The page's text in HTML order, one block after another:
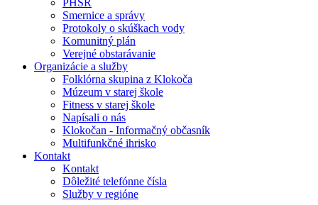
PHSR
Smernice a správy
Protokoly o skúškach vody
Komunitný plán
Verejné obstarávanie
Organizácie a služby
Folklórna skupina z Klokoča
Múzeum v starej škole
Fitness v starej škole
Napísali o nás
Klokočan - Informačný občasník
Multifunkčné ihrisko
Kontakt
Kontakt
Dôležité telefónne čísla
Služby v regióne